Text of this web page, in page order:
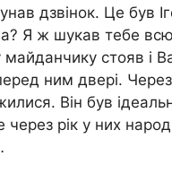
дзвінок. Це був
Я ж шукав тебе
стояв і
ним двері. Через
Він був
рік у них